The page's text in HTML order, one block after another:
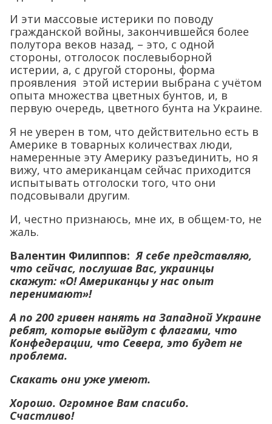
И эти массовые истерики по поводу
гражданской войны, закончившейся более
полутора веков назад, – это, с одной
стороны, отголосок послевыборной
истерии, а, с другой стороны, форма
проявления этой истерии выбрана с учётом
опыта множества цветных бунтов, и, в
первую очередь, цветного бунта на Украине.
Я не уверен в том, что действительно есть в
Америке в товарных количествах люди,
намеренные эту Америку разъединить, но я
вижу, что американцам сейчас приходится
испытывать отголоски того, что они
подсовывали другим.
И, честно признаюсь, мне их, в общем-то, не
жаль.
Валентин Филиппов: Я себе представляю,
что сейчас, послушав Вас, украинцы
скажут: «О! Американцы у нас опыт
перенимают»!
А по 200 гривен нанять на Западной Украине
ребят, которые выйдут с флагами, что
Конфедерации, что Севера, это будет не
проблема.
Скакать они уже умеют.
Хорошо. Огромное Вам спасибо.
Счастливо!